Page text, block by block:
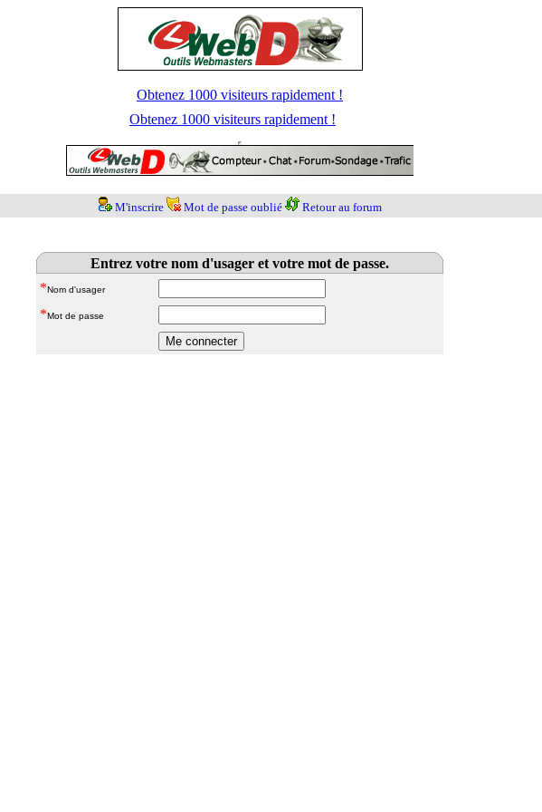
Obtenez 1000 visiteurs rapidement !
Obtenez 1000 visiteurs rapidement !
M'inscrire Mot de passe oublié Retour au forum
Entrez votre nom d'usager et votre mot de passe.
*Nom d'usager
*Mot de passe